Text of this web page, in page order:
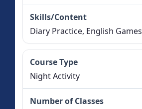
Diary Practice, English Games
Night Activity